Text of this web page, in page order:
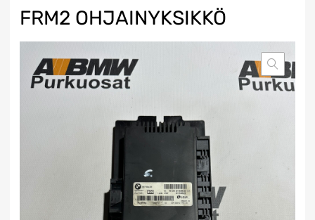
FRM2 OHJAINYKSIKKÖ